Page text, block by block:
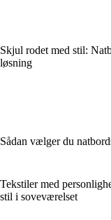
Skjul rodet med stil:
løsning
Sådan vælger du
Tekstiler med
stil i soveværelset